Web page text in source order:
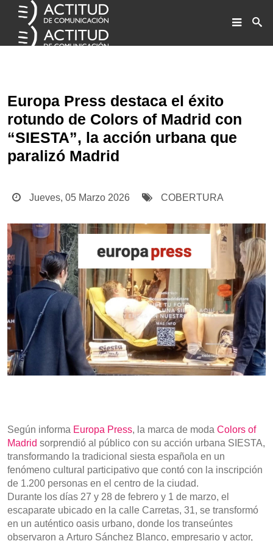
Europa Press destaca el éxito
rotundo de Colors of Madrid con
“SIESTA”, la acción urbana que
paralizó Madrid
Jueves, 05 Marzo 2026 COBERTURA
Según informa Europa Press, la marca de moda Colors of
Madrid sorprendió al público con su acción urbana SIESTA,
transformando la tradicional siesta española en un
fenómeno cultural participativo que contó con la inscripción
de 1.200 personas en el centro de la ciudad.
Durante los días 27 y 28 de febrero y 1 de marzo, el
escaparate ubicado en la calle Carretas, 31, se transformó
en un auténtico oasis urbano, donde los transeúntes
observaron a Arturo Sánchez Blanco, empresario y actor,
Home
Servicios
Clientes
Noticias
ESP